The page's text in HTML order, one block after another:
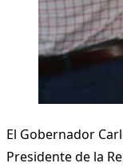
El Gobernador
Presidente de la